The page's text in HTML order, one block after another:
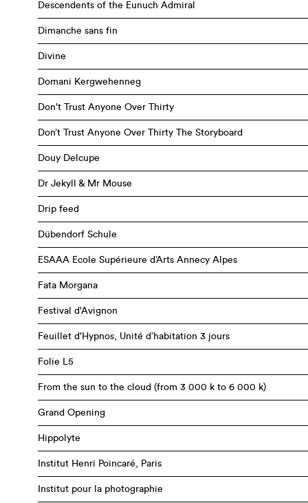
Descendents of the Eunuch Admiral
Dimanche sans fin
Divine
Domani Kergwehenneg
Don't Trust Anyone Over Thirty
Don’t Trust Anyone Over Thirty The Storyboard
Douy Delcupe
Dr Jekyll & Mr Mouse
Drip feed
Dübendorf Schule
ESAAA Ecole Supérieure d’Arts Annecy Alpes
Fata Morgana
Festival d'Avignon
Feuillet d'Hypnos, Unité d’habitation 3 jours
Folie L5
From the sun to the cloud (from 3 000 k to 6 000 k)
Grand Opening
Hippolyte
Institut Henri Poincaré, Paris
Institut pour la photographie